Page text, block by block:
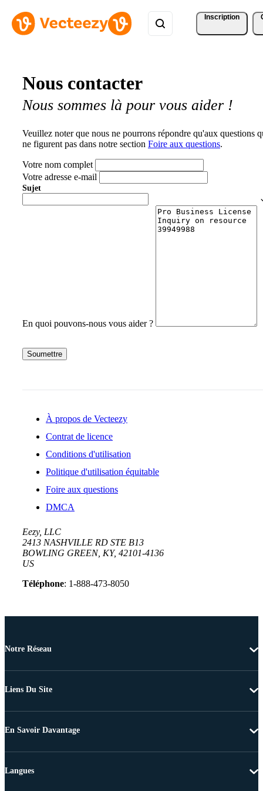
Inscription
Nous contacter
Nous sommes là pour vous aider !
Veuillez noter que nous ne pourrons répondre qu'aux questions
ne figurent pas dans notre section Foire aux questions.
Votre nom complet
Votre adresse e-mail
Sujet
En quoi pouvons-nous vous aider ?
Soumettre
À propos de Vecteezy
Contrat de licence
Conditions d'utilisation
Politique d'utilisation équitable
Foire aux questions
DMCA
Eezy, LLC
2413 NASHVILLE RD STE B13
BOWLING GREEN, KY, 42101-4136
US
Téléphone: 1-888-473-8050
Notre Réseau
Liens Du Site
En Savoir Davantage
Langues